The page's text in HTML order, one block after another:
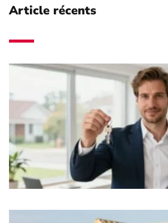
Article récents